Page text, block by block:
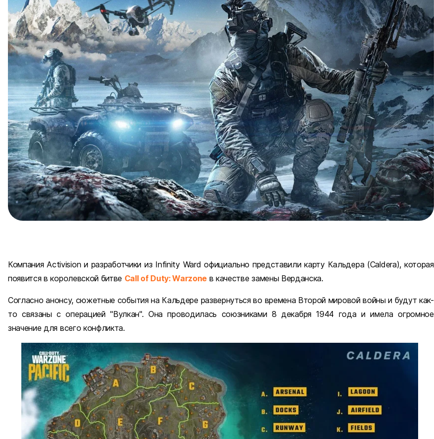
Компания Activision и разработчики из Infinity Ward официально представили карту Кальдера (Caldera), которая
появится в королевской битве Call of Duty: Warzone в качестве замены Верданска.
Согласно анонсу, сюжетные события на Кальдере развернуться во времена Второй мировой войны и будут как-
то связаны с операцией "Вулкан". Она проводилась союзниками 8 декабря 1944 года и имела огромное
значение для всего конфликта.